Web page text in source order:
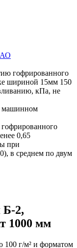
гофрированного
шириной 15мм 150
кПа, не
машинном
0,65
при
в среднем по двум
Б-2,
1000 мм
100 г/м² и форматом